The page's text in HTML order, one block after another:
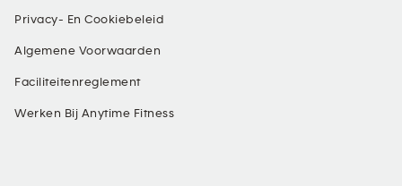
Privacy- En Cookiebeleid
Algemene Voorwaarden
Faciliteitenreglement
Werken Bij Anytime Fitness